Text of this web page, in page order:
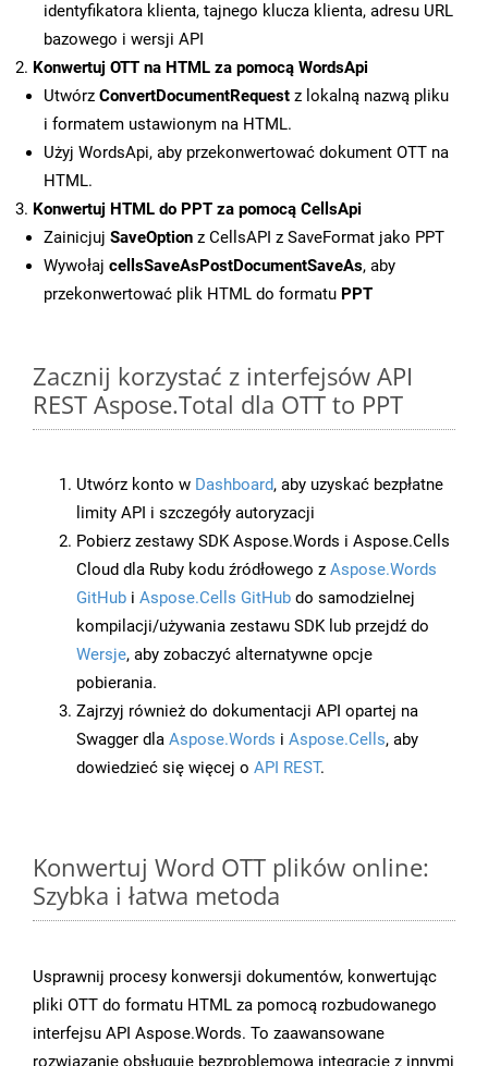
identyfikatora klienta, tajnego klucza klienta, adresu URL
bazowego i wersji API
Konwertuj OTT na HTML za pomocą WordsApi
Utwórz ConvertDocumentRequest z lokalną nazwą pliku
i formatem ustawionym na HTML.
Użyj WordsApi, aby przekonwertować dokument OTT na
HTML.
Konwertuj HTML do PPT za pomocą CellsApi
Zainicjuj SaveOption z CellsAPI z SaveFormat jako PPT
Wywołaj cellsSaveAsPostDocumentSaveAs, aby
przekonwertować plik HTML do formatu PPT
Zacznij korzystać z interfejsów API
REST Aspose.Total dla OTT to PPT
Utwórz konto w Dashboard, aby uzyskać bezpłatne
limity API i szczegóły autoryzacji
Pobierz zestawy SDK Aspose.Words i Aspose.Cells
Cloud dla Ruby kodu źródłowego z Aspose.Words
GitHub i Aspose.Cells GitHub do samodzielnej
kompilacji/używania zestawu SDK lub przejdź do
Wersje, aby zobaczyć alternatywne opcje
pobierania.
Zajrzyj również do dokumentacji API opartej na
Swagger dla Aspose.Words i Aspose.Cells, aby
dowiedzieć się więcej o API REST.
Konwertuj Word OTT plików online:
Szybka i łatwa metoda
Usprawnij procesy konwersji dokumentów, konwertując
pliki OTT do formatu HTML za pomocą rozbudowanego
interfejsu API Aspose.Words. To zaawansowane
rozwiązanie obsługuje bezproblemową integrację z innymi